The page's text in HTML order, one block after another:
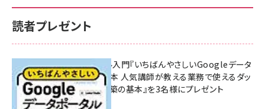
読者プレゼント
無料BIツール入門『いちばんやさしいGoogleデータ
ポータルの教本 人気講師が教える業務で使えるダッ
シュボード構築の基本』を3名様にプレゼント
7月31日 10:00